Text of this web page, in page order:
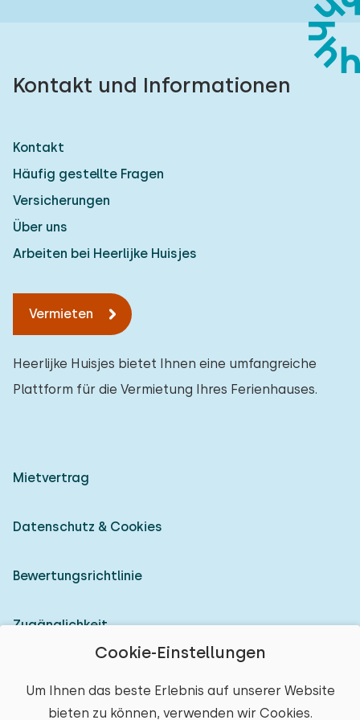
Cookie-Einstellungen
Um Ihnen das beste Erlebnis auf unserer Website
bieten zu können, verwenden wir Cookies.
Kontakt und Informationen
Kontakt
Häufig gestellte Fragen
Versicherungen
Über uns
Arbeiten bei Heerlijke Huisjes
Vermieten
Heerlijke Huisjes bietet Ihnen eine umfangreiche
Plattform für die Vermietung Ihres Ferienhauses.
Mietvertrag
Datenschutz & Cookies
Bewertungsrichtlinie
Zugänglichkeit